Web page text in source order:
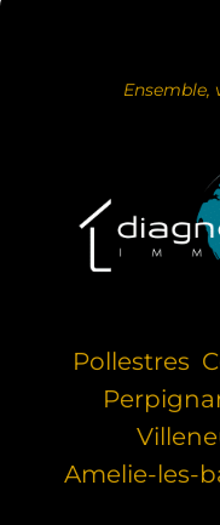
Pollestres
Amelie-les-